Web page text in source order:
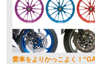
愛車をよりかっこよく！